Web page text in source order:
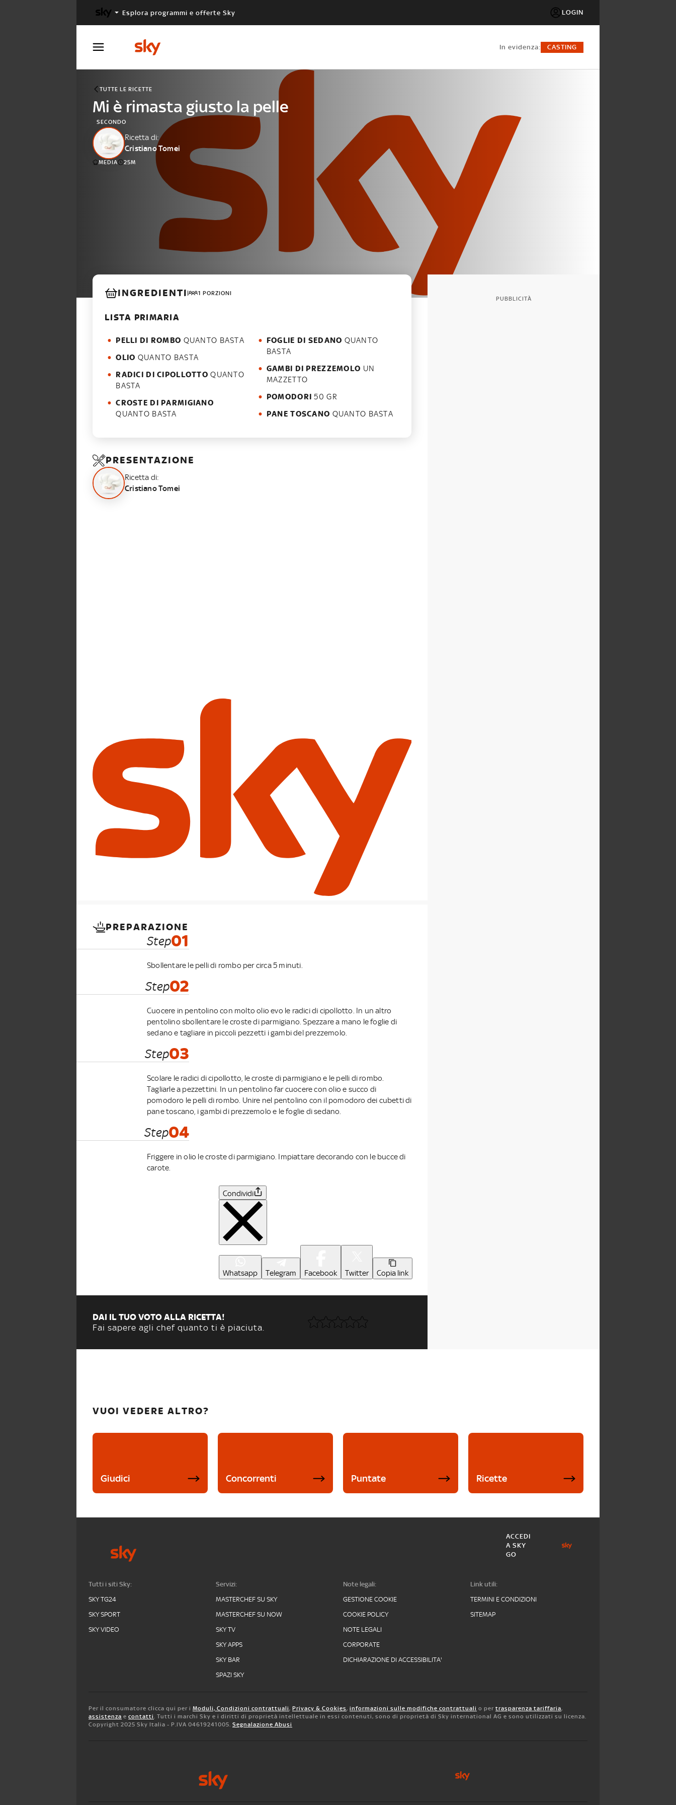
Esplora programmi e offerte Sky LOGIN
in evidenza: CASTING
TUTTE LE RICETTE
Mi è rimasta giusto la pelle
SECONDO
Ricetta di:
Cristiano Tomei
MEDIA 25M
INGREDIENTI 1 PORZIONI
LISTA PRIMARIA
PELLI DI ROMBO QUANTO BASTA
OLIO QUANTO BASTA
RADICI DI CIPOLLOTTO QUANTO
BASTA
CROSTE DI PARMIGIANO
QUANTO BASTA
FOGLIE DI SEDANO
BASTA
GAMBI DI PREZZEMOLO UN
MAZZETTO
POMODORI 50 GR
PANE TOSCANO QUANTO BASTA
PRESENTAZIONE
Ricetta di:
Cristiano Tomei
PREPARAZIONE
Step01
Sbollentare le pelli di rombo per circa 5 minuti.
Step02
Cuocere in pentolino con molto olio evo le radici di cipollotto. In un altro
pentolino sbollentare le croste di parmigiano. Spezzare a mano le foglie di
sedano e tagliare in piccoli pezzetti i gambi del prezzemolo.
Step03
Scolare le radici di cipollotto, le croste di parmigiano e le pelli di rombo.
Tagliarle a pezzettini. In un pentolino far cuocere con olio e succo di
pomodoro le pelli di rombo. Unire nel pentolino con il pomodoro dei cubetti di
pane toscano, i gambi di prezzemolo e le foglie di sedano.
Step04
Friggere in olio le croste di parmigiano. Impiattare decorando con le bucce di
carote.
Condividi
Whatsapp Telegram Facebook Twitter Copia link
DAI IL TUO VOTO ALLA RICETTA!
Fai sapere agli chef quanto ti è piaciuta.
PUBBLICITÀ
VUOI VEDERE ALTRO?
Giudici Concorrenti Puntate Ricette
ACCEDI
A SKY
GO
Tutti i siti Sky:
SKY TG24
SKY SPORT
SKY VIDEO
Servizi:
MASTERCHEF SU SKY
MASTERCHEF SU NOW
SKY TV
SKY APPS
SKY BAR
SPAZI SKY
Note legali:
GESTIONE COOKIE
COOKIE POLICY
NOTE LEGALI
CORPORATE
DICHIARAZIONE DI ACCESSIBILITA'
Link utili:
TERMINI E CONDIZIONI
SITEMAP
Per il consumatore clicca qui per i Moduli, Condizioni contrattuali, Privacy & Cookies, informazioni sulle modifiche contrattuali o per trasparenza tariffaria,
assistenza e contatti. Tutti i marchi Sky e i diritti di proprietà intellettuale in essi contenuti, sono di proprietà di Sky international AG e sono utilizzati su licenza.
Copyright 2025 Sky Italia - P.IVA 04619241005. Segnalazione Abusi